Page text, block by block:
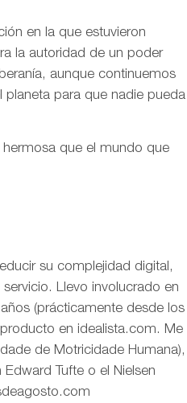
en la que estuvieron
la autoridad de un poder
aunque continuemos
para que nadie pueda
que el mundo que
su complejidad digital,
Llevo involucrado en
(prácticamente desde los
en idealista.com. Me
de Motricidade Humana),
Tufte o el Nielsen